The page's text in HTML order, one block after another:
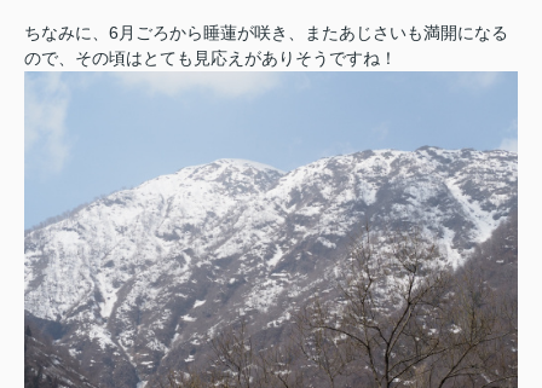
ちなみに、6月ごろから睡蓮が咲き、またあじさいも満開になる
ので、その頃はとても見応えがありそうですね！